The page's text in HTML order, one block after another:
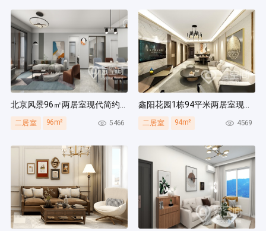
北京风景96㎡两居室现代简约风装修案例
二居室 96m² 5466
鑫阳花园1栋94平米两居室现代简约风装修案例
二居室 94m² 4569